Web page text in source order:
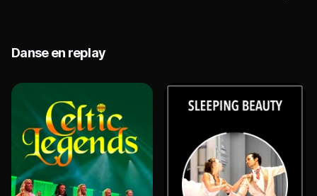
Danse en replay